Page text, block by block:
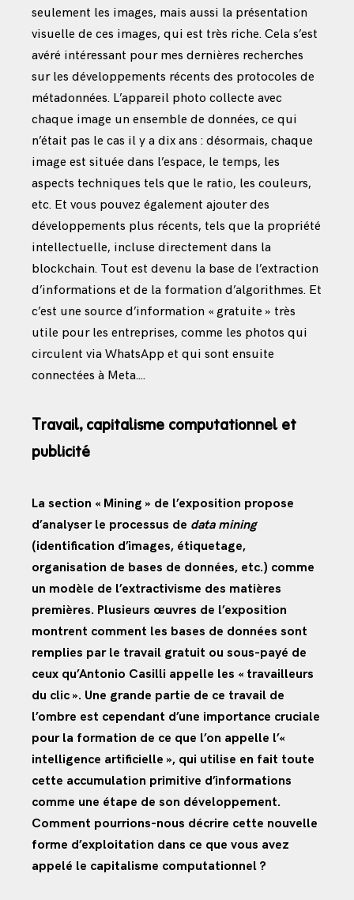
seulement les images, mais aussi la présentation
visuelle de ces images, qui est très riche. Cela s’est
avéré intéressant pour mes dernières recherches
sur les développements récents des protocoles de
métadonnées. L’appareil photo collecte avec
chaque image un ensemble de données, ce qui
n’était pas le cas il y a dix ans : désormais, chaque
image est située dans l’espace, le temps, les
aspects techniques tels que le ratio, les couleurs,
etc. Et vous pouvez également ajouter des
développements plus récents, tels que la propriété
intellectuelle, incluse directement dans la
blockchain. Tout est devenu la base de l’extraction
d’informations et de la formation d’algorithmes. Et
c’est une source d’information « gratuite » très
utile pour les entreprises, comme les photos qui
circulent via WhatsApp et qui sont ensuite
connectées à Meta….
Travail, capitalisme computationnel et
publicité
La section « Mining » de l’exposition propose
d’analyser le processus de data mining
(identification d’images, étiquetage,
organisation de bases de données, etc.) comme
un modèle de l’extractivisme des matières
premières. Plusieurs œuvres de l’exposition
montrent comment les bases de données sont
remplies par le travail gratuit ou sous-payé de
ceux qu’Antonio Casilli appelle les « travailleurs
du clic ». Une grande partie de ce travail de
l’ombre est cependant d’une importance cruciale
pour la formation de ce que l’on appelle l’«
intelligence artificielle », qui utilise en fait toute
cette accumulation primitive d’informations
comme une étape de son développement.
Comment pourrions-nous décrire cette nouvelle
forme d’exploitation dans ce que vous avez
appelé le capitalisme computationnel ?